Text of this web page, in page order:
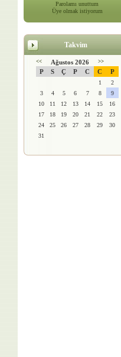
Parolamı unuttum
Üye olmak istiyorum
Takvim
<< Ağustos 2026 >>
P S Ç P C C P
1
2
3
4 5 6 7 8
9
10
11 12 13 14 15
16
17
18 19 20 21 22
23
24
25 26 27 28 29
30
31